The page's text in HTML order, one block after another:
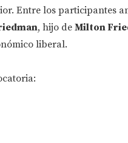
Entre los participantes
, hijo de Milton
liberal.